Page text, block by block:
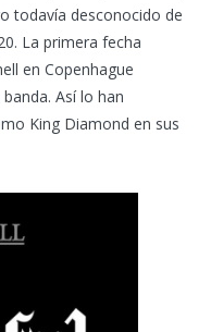
todavía desconocido de
La primera fecha
en Copenhague
Así lo han
King Diamond en sus